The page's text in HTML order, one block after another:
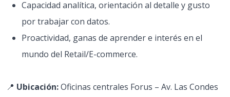
Capacidad analítica, orientación al detalle y gusto
por trabajar con datos.
Proactividad, ganas de aprender e interés en el
mundo del Retail/E-commerce.
📍 Ubicación:Oficinas centrales Forus – Av. Las Condes